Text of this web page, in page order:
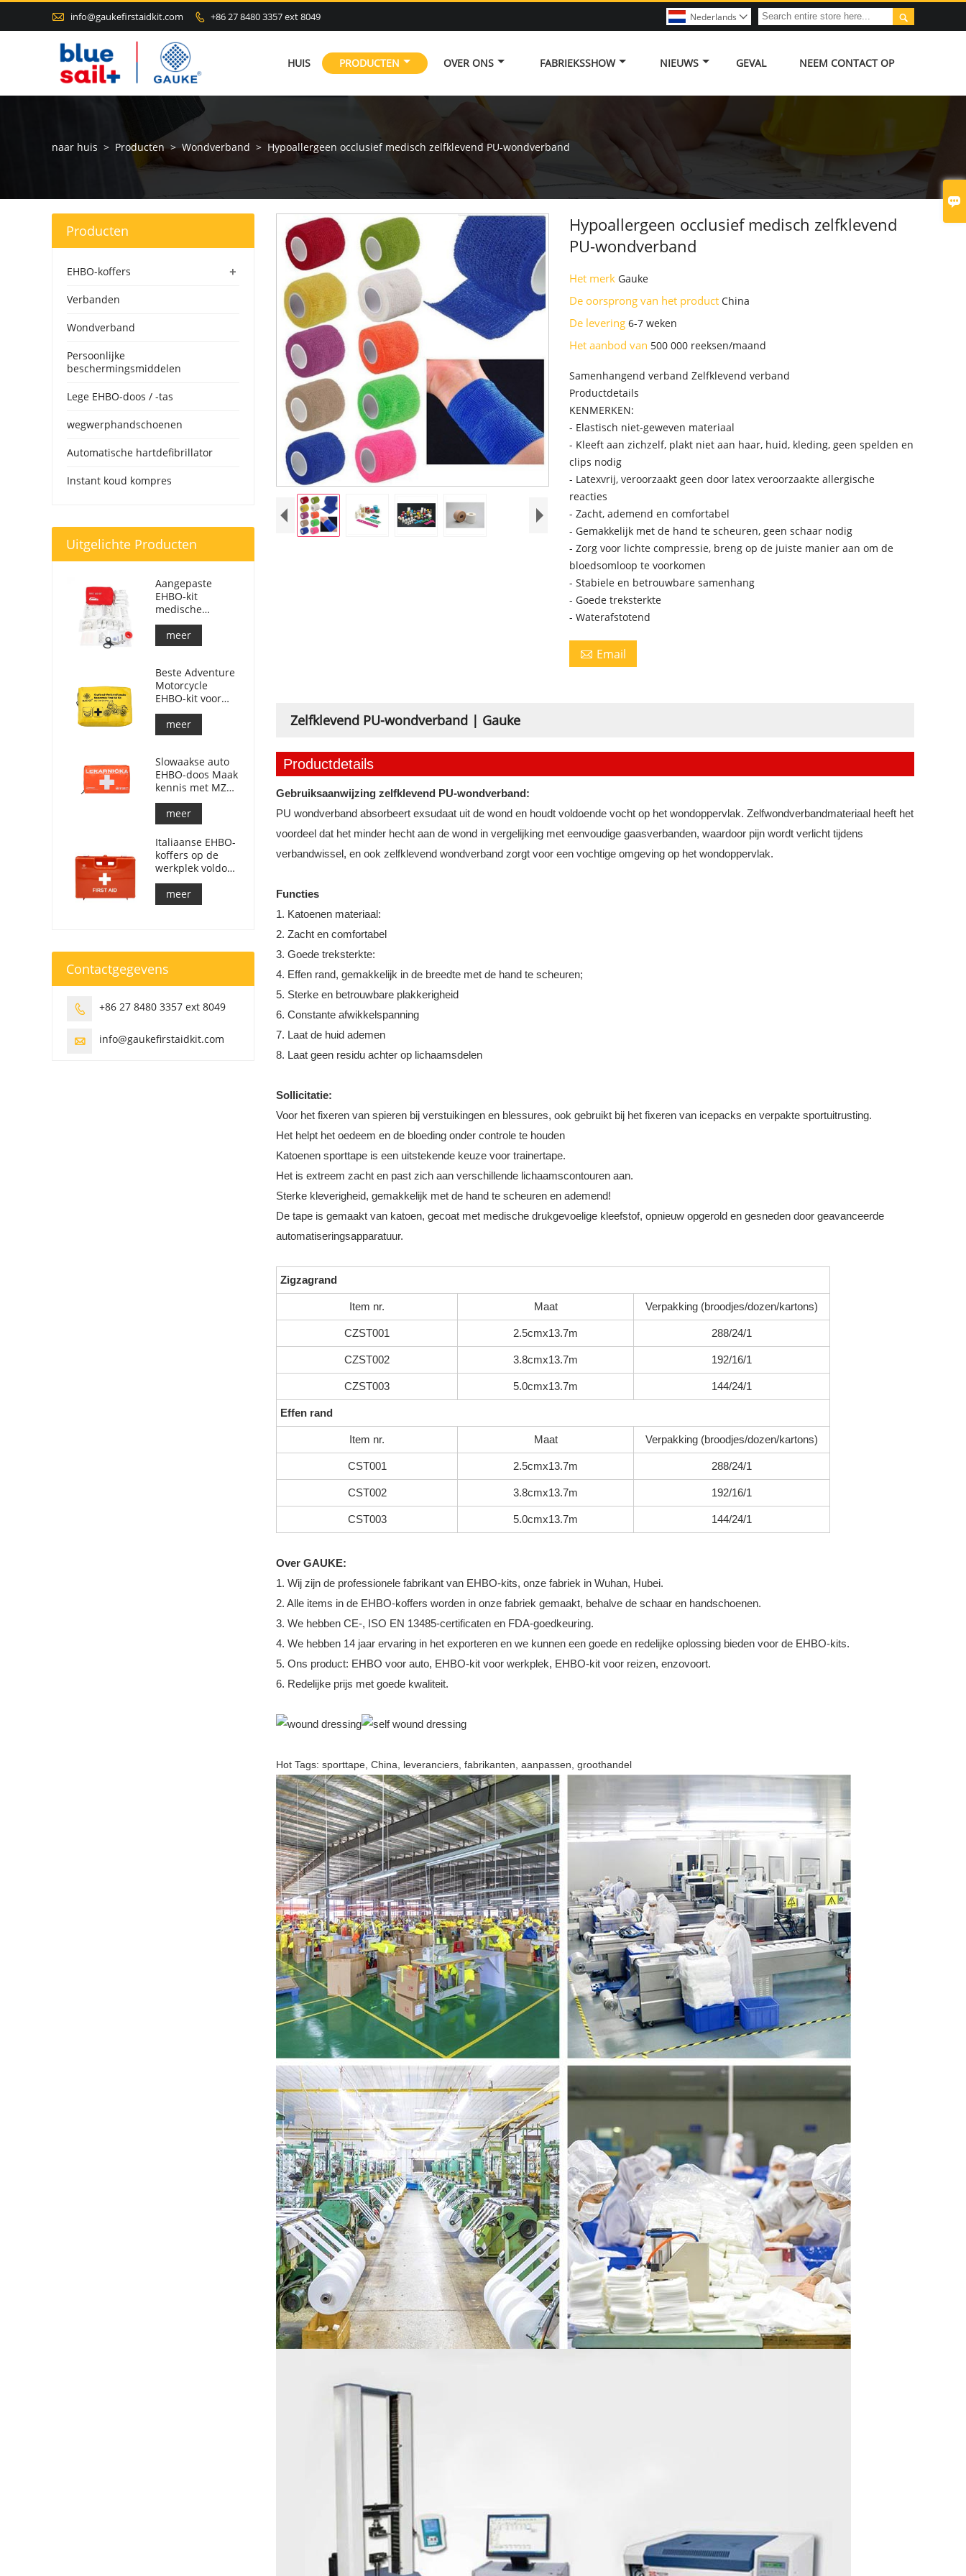

 info@gaukefirstaidkit.com  +86 27 8480 3357 ext 8049 
Nederlands 
HUIS PRODUCTEN OVER ONS FABRIEKSSHOW NIEUWS GEVAL NEEM CONTACT OP
naar huis > Producten > Wondverband > Hypoallergeen occlusief medisch zelfklevend PU-wondverband
Hypoallergeen occlusief medisch zelfklevend
PU-wondverband
Het merkGauke
De oorsprong van het productChina
De levering6-7 weken
Het aanbod van 500 000 reeksen/maand
Samenhangend verband Zelfklevend verband
Productdetails
KENMERKEN:
- Elastisch niet-geweven materiaal
- Kleeft aan zichzelf, plakt niet aan haar, huid, kleding, geen spelden en
clips nodig
- Latexvrij, veroorzaakt geen door latex veroorzaakte allergische
reacties
- Zacht, ademend en comfortabel
- Gemakkelijk met de hand te scheuren, geen schaar nodig
- Zorg voor lichte compressie, breng op de juiste manier aan om de
bloedsomloop te voorkomen
- Stabiele en betrouwbare samenhang
- Goede treksterkte
- Waterafstotend
 Email
Zelfklevend PU-wondverband | Gauke
Productdetails
Gebruiksaanwijzing zelfklevend PU-wondverband:
PU wondverband absorbeert exsudaat uit de wond en houdt voldoende vocht op het wondoppervlak. Zelfwondverbandmateriaal heeft het
voordeel dat het minder hecht aan de wond in vergelijking met eenvoudige gaasverbanden, waardoor pijn wordt verlicht tijdens
verbandwissel, en ook zelfklevend wondverband zorgt voor een vochtige omgeving op het wondoppervlak.
Functies
1. Katoenen materiaal:
2. Zacht en comfortabel
3. Goede treksterkte:
4. Effen rand, gemakkelijk in de breedte met de hand te scheuren;
5. Sterke en betrouwbare plakkerigheid
6. Constante afwikkelspanning
7. Laat de huid ademen
8. Laat geen residu achter op lichaamsdelen
Sollicitatie:
Voor het fixeren van spieren bij verstuikingen en blessures, ook gebruikt bij het fixeren van icepacks en verpakte sportuitrusting.
Het helpt het oedeem en de bloeding onder controle te houden
Katoenen sporttape is een uitstekende keuze voor trainertape.
Het is extreem zacht en past zich aan verschillende lichaamscontouren aan.
Sterke kleverigheid, gemakkelijk met de hand te scheuren en ademend!
De tape is gemaakt van katoen, gecoat met medische drukgevoelige kleefstof, opnieuw opgerold en gesneden door geavanceerde
automatiseringsapparatuur.
Zigzagrand
Item nr. Maat Verpakking (broodjes/dozen/kartons)
CZST001 2.5cmx13.7m 288/24/1
CZST002 3.8cmx13.7m 192/16/1
CZST003 5.0cmx13.7m 144/24/1
Effen rand
Item nr. Maat Verpakking (broodjes/dozen/kartons)
CST001 2.5cmx13.7m 288/24/1
CST002 3.8cmx13.7m 192/16/1
CST003 5.0cmx13.7m 144/24/1
Over GAUKE:
1. Wij zijn de professionele fabrikant van EHBO-kits, onze fabriek in Wuhan, Hubei.
2. Alle items in de EHBO-koffers worden in onze fabriek gemaakt, behalve de schaar en handschoenen.
3. We hebben CE-, ISO EN 13485-certificaten en FDA-goedkeuring.
4. We hebben 14 jaar ervaring in het exporteren en we kunnen een goede en redelijke oplossing bieden voor de EHBO-kits.
5. Ons product: EHBO voor auto, EHBO-kit voor werkplek, EHBO-kit voor reizen, enzovoort.
6. Redelijke prijs met goede kwaliteit.
Hot Tags: sporttape, China, leveranciers, fabrikanten, aanpassen, groothandel
Producten
+
EHBO-koffers
Verbanden
Wondverband
Persoonlijke
beschermingsmiddelen
Lege EHBO-doos / -tas
wegwerphandschoenen
Automatische hartdefibrillator
Instant koud kompres
Uitgelichte Producten
Aangepaste
EHBO-kit
medische
respondertas
voor auto
meer
Beste Adventure
Motorcycle
EHBO-kit voor
motorrijders
meer
Slowaakse auto
EHBO-doos Maak
kennis met MZ
SR č.143/2009
meer
Italiaanse EHBO-
koffers op de
werkplek voldoen
aan DM 388 van
15/07/2003
meer
Contactgegevens
 +86 27 8480 3357 ext 8049
 info@gaukefirstaidkit.com